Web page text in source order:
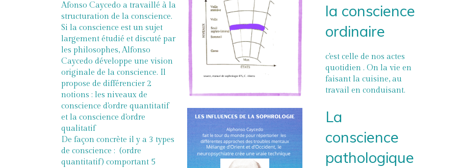
Afonso Caycedo a travaillé à la
structuration de la conscience.
Si la conscience est un sujet
largement étudié et discuté par
les philosophes, Alfonso
Caycedo développe une vision
originale de la conscience. Il
propose de différencier 2
notions : les niveaux de
conscience d'ordre quantitatif
et la conscience d'ordre
qualitatif
De façon concrète il y a 3 types
de conscience : (ordre
quantitatif) comportant 5
la conscience
ordinaire
c'est celle de nos actes
quotidien . On la vie en
faisant la cuisine, au
travail en conduisant.
La
conscience
pathologique